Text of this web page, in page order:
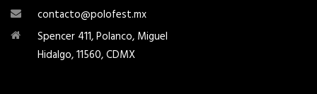
contacto@polofest.mx
Spencer 411, Polanco, Miguel
Hidalgo, 11560, CDMX